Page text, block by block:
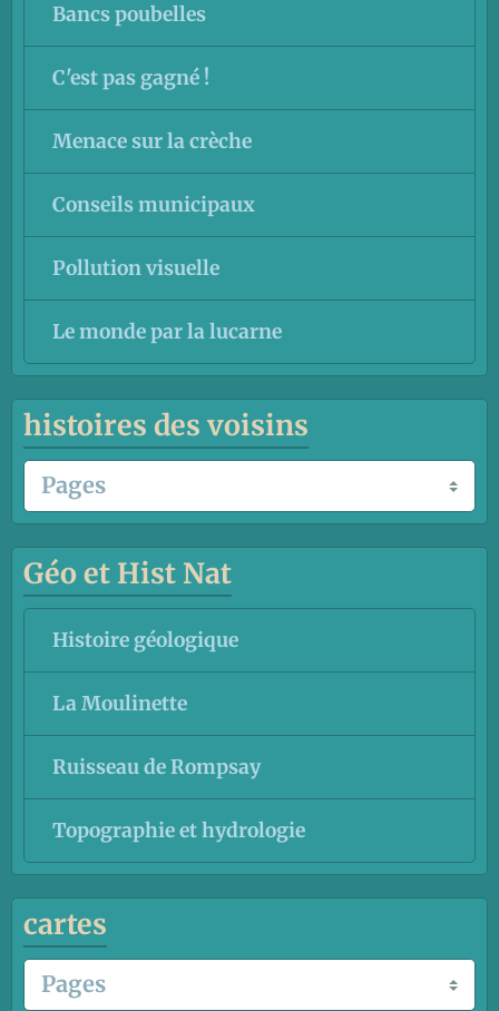
Bancs poubelles
C'est pas gagné !
Menace sur la crèche
Conseils municipaux
Pollution visuelle
Le monde par la lucarne
histoires des voisins
Géo et Hist Nat
Histoire géologique
La Moulinette
Ruisseau de Rompsay
Topographie et hydrologie
cartes